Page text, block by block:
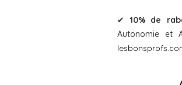
✔ 10% de
Autonomie et